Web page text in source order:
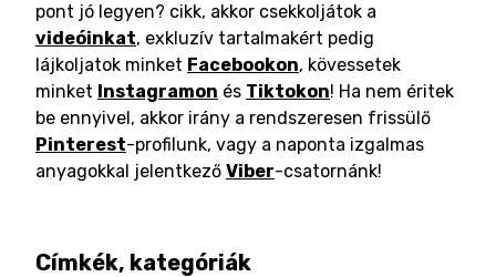
pont jó legyen? cikk, akkor csekkoljátok a
videóinkat, exkluzív tartalmakért pedig
lájkoljatok minket Facebookon, kövessetek
minket Instagramon és Tiktokon! Ha nem éritek
be ennyivel, akkor irány a rendszeresen frissülő
Pinterest-profilunk, vagy a naponta izgalmas
anyagokkal jelentkező Viber-csatornánk!
Címkék, kategóriák